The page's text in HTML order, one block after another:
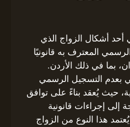
أحد أشكال الزواج الذي
المعترف به قانونيًا
بما في ذلك الأردن.
بعدم التسجيل الرسمي
حيث يُعقد بناءً على توافق
إلى إجراءات قانونية
هذا النوع من الزواج